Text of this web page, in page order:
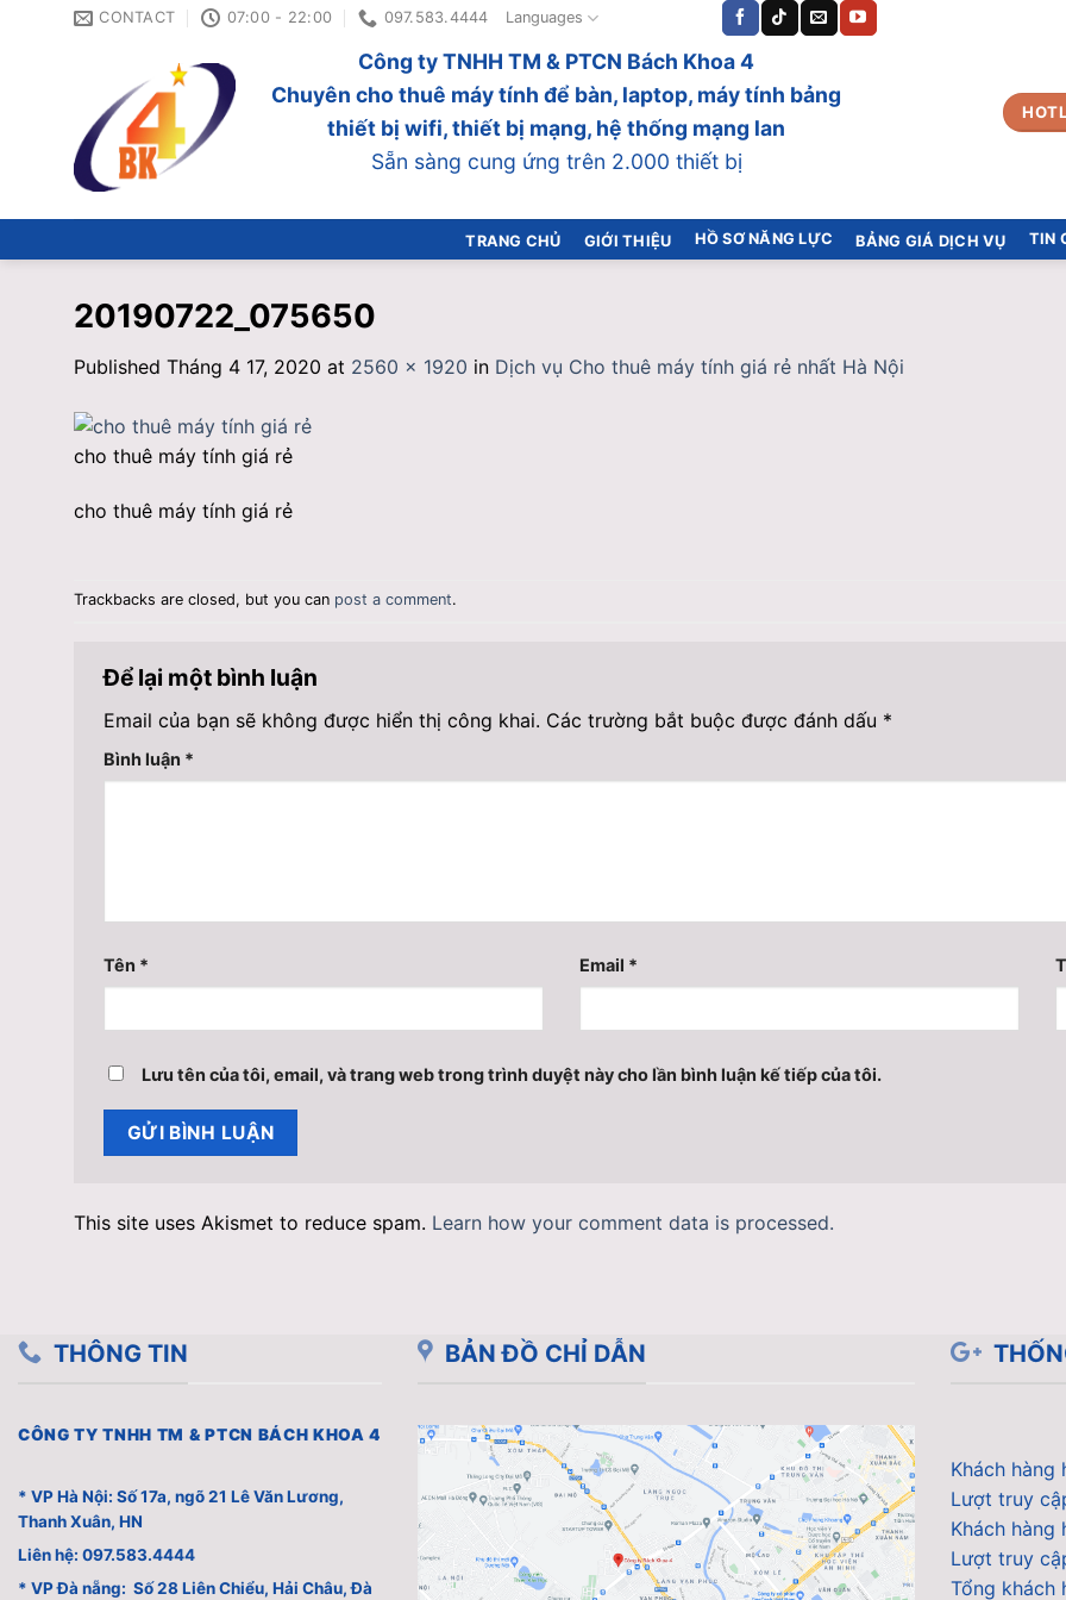
CONTACT 07:00 - 22:00 097.583.4444 Languages
Công ty TNHH TM & PTCN Bách Khoa 4
Chuyên cho thuê máy tính để bàn, laptop, máy tính bảng
thiết bị wifi, thiết bị mạng, hệ thống mạng lan
Sẵn sàng cung ứng trên 2.000 thiết bị
TRANG CHỦ GIỚI THIỆU HỒ SƠ NĂNG LỰC BẢNG GIÁ DỊCH VỤ TIN
20190722_075650
Published Tháng 4 17, 2020 at 2560 × 1920 in Dịch vụ Cho thuê máy tính giá rẻ nhất Hà Nội
cho thuê máy tính giá rẻ
cho thuê máy tính giá rẻ
Trackbacks are closed, but you can post a comment.
Để lại một bình luận
Email của bạn sẽ không được hiển thị công khai. Các trường bắt buộc được đánh dấu *
Bình luận *
Tên * Email *
Lưu tên của tôi, email, và trang web trong trình duyệt này cho lần bình luận kế tiếp của tôi.
This site uses Akismet to reduce spam. Learn how your comment data is processed.
THÔNG TIN
CÔNG TY TNHH TM & PTCN BÁCH KHOA 4
* VP Hà Nội: Số 17a, ngõ 21 Lê Văn Lương,
Thanh Xuân, HN
Liên hệ: 097.583.4444
* VP Đà nẵng: Số 28 Liên Chiểu, Hải Châu, Đà
BẢN ĐỒ CHỈ DẪN
Khách hàng
Lượt truy
Khách hàng
Lượt truy
Tổng khách